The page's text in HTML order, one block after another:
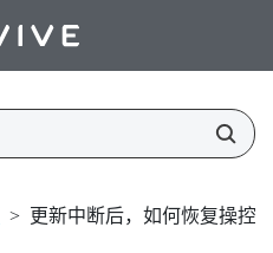
> 更新中断后，如何恢复操控